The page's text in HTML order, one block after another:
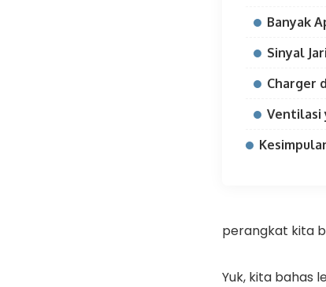
Banyak
Sinyal
Charger
Ventilasi
perangkat kita
Yuk, kita bahas